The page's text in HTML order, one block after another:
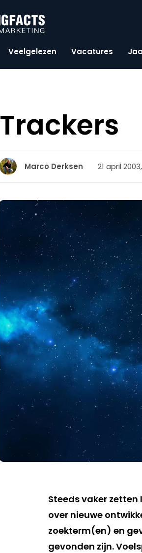
Veelgelezen Vacatures
Trackers
Marco Derksen 21 april
Steeds vaker
over nieuwe
zoekterm(en) en
gevonden zijn.